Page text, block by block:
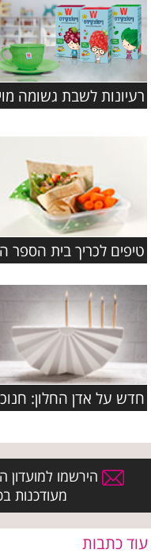
הירשמו למועדון
מעודכנות
עוד כתבות